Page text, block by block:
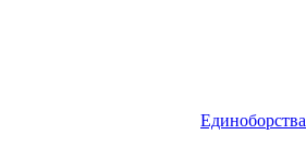
Единоборства